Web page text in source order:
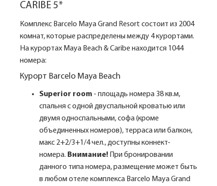
CARIBE 5*
Комплекс Barcelo Maya Grand Resort состоит из 2004
комнат, которые распределены между 4 курортами.
На курортах Maya Beach & Caribe находится 1044
номера:
Курорт Barcelo Maya Beach
Superior room - площадь номера 38 кв.м,
спальня с одной двуспальной кроватью или
двумя односпальными, софа (кроме
объединенных номеров), терраса или балкон,
макс 2+2/3+1/4 чел., доступны коннект-
номера. Внимание! При бронировании
данного типа номера, размещение может быть
в любом отеле комплекса Barcelo Maya Grand